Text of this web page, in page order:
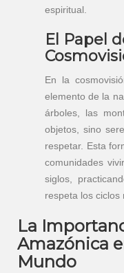
espiritual.
El Papel
En la
elemento de la
árboles, las
objetos, sino
respetar. Esta
comunidades
siglos,
respeta los ciclos
La
Amazónica
Mundo